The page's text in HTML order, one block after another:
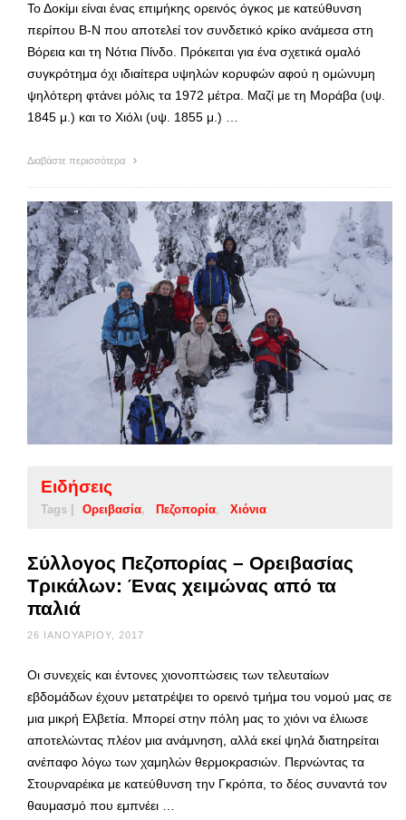
Το Δοκίμι είναι ένας επιμήκης ορεινός όγκος με κατεύθυνση
περίπου Β-Ν που αποτελεί τον συνδετικό κρίκο ανάμεσα στη
Βόρεια και τη Νότια Πίνδο. Πρόκειται για ένα σχετικά ομαλό
συγκρότημα όχι ιδιαίτερα υψηλών κορυφών αφού η ομώνυμη
ψηλότερη φτάνει μόλις τα 1972 μέτρα. Μαζί με τη Μοράβα (υψ.
1845 μ.) και το Χιόλι (υψ. 1855 μ.) …
Διαβάστε περισσότερα
Ειδήσεις
Tags | Ορειβασία Πεζοπορία Χιόνια
Σύλλογος Πεζοπορίας – Ορειβασίας
Τρικάλων: Ένας χειμώνας από τα
παλιά
26 ΙΑΝΟΥΑΡΊΟΥ, 2017
Οι συνεχείς και έντονες χιονοπτώσεις των τελευταίων
εβδομάδων έχουν μετατρέψει το ορεινό τμήμα του νομού μας σε
μια μικρή Ελβετία. Μπορεί στην πόλη μας το χιόνι να έλιωσε
αποτελώντας πλέον μια ανάμνηση, αλλά εκεί ψηλά διατηρείται
ανέπαφο λόγω των χαμηλών θερμοκρασιών. Περνώντας τα
Στουρναρέικα με κατεύθυνση την Γκρόπα, το δέος συναντά τον
θαυμασμό που εμπνέει …